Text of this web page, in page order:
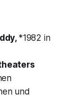
*1982 in
und